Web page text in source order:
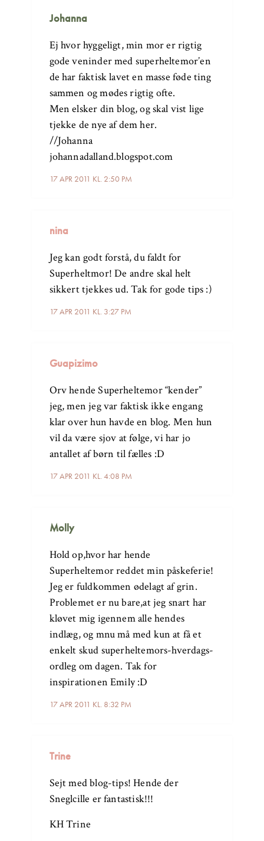
Johanna
17 APR 2011 KL. 2:50 PM
Ej hvor hyggeligt, min mor er rigtig
gode veninder med superheltemor’en
de har faktisk lavet en masse føde ting
sammen og mødes rigtig ofte.
Men elsker din blog, og skal vist lige
tjekke de nye af dem her.
//Johanna
johannadalland.blogspot.com
nina
17 APR 2011 KL. 3:27 PM
Jeg kan godt forstå, du faldt for
Superheltmor! De andre skal helt
sikkert tjekkes ud. Tak for gode tips :)
Guapizimo
17 APR 2011 KL. 4:08 PM
Orv hende Superheltemor “kender”
jeg, men jeg var faktisk ikke engang
klar over hun havde en blog. Men hun
vil da være sjov at følge, vi har jo
antallet af børn til fælles :D
Molly
17 APR 2011 KL. 8:32 PM
Hold op,hvor har hende
Superheltemor reddet min påskeferie!
Jeg er fuldkommen ødelagt af grin.
Problemet er nu bare,at jeg snart har
kløvet mig igennem alle hendes
indlæg, og mnu må med kun at få et
enkelt skud superheltemors-hverdags-
ordleg om dagen. Tak for
inspirationen Emily :D
Trine
Sejt med blog-tips! Hende der
Sneglcille er fantastisk!!!
KH Trine